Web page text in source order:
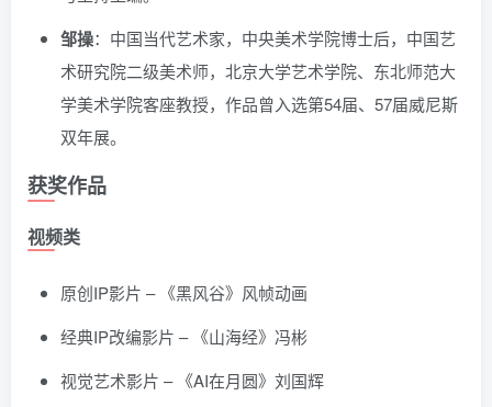
邹操：中国当代艺术家，中央美术学院博士后，中国艺
术研究院二级美术师，北京大学艺术学院、东北师范大
学美术学院客座教授，作品曾入选第54届、57届威尼斯
双年展。
获奖作品
视频类
原创IP影片 – 《黑风谷》风帧动画
经典IP改编影片 – 《山海经》冯彬
视觉艺术影片 – 《AI在月圆》刘国辉